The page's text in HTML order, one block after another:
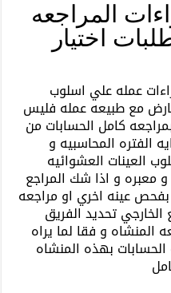
المراجعه
اختيار
عمله علي اسلوب
مع طبيعه عمله فليس
كامل الحسابات من
الفتره المحاسبيه و
العينات العشوائيه
معبره و اذا شك المراجع
عينه اخري او مراجعه
تحديد الفريق
و فقا لما يراه
بهذه المنشاه